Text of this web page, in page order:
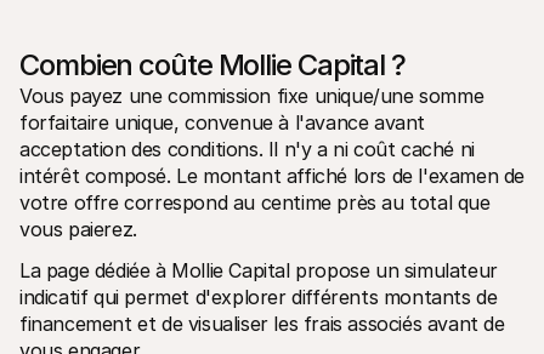
Combien coûte Mollie Capital ?
Vous payez une commission fixe unique/une somme
forfaitaire unique, convenue à l'avance avant
acceptation des conditions. Il n'y a ni coût caché ni
intérêt composé. Le montant affiché lors de l'examen de
votre offre correspond au centime près au total que
vous paierez.
La page dédiée à Mollie Capital propose un simulateur
indicatif qui permet d'explorer différents montants de
financement et de visualiser les frais associés avant de